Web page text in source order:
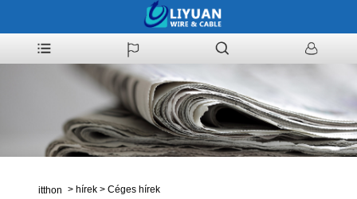
itthon > hírek > Céges hírek